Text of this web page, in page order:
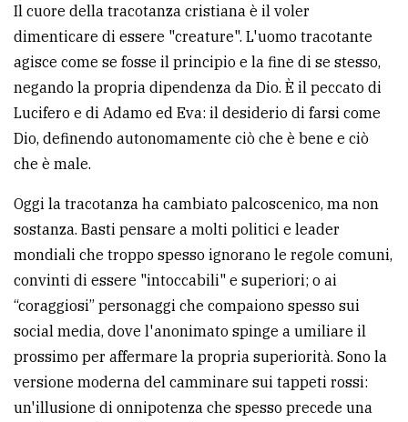
Il cuore della tracotanza cristiana è il voler
dimenticare di essere "creature". L'uomo tracotante
agisce come se fosse il principio e la fine di se stesso,
negando la propria dipendenza da Dio. È il peccato di
Lucifero e di Adamo ed Eva: il desiderio di farsi come
Dio, definendo autonomamente ciò che è bene e ciò
che è male.
Oggi la tracotanza ha cambiato palcoscenico, ma non
sostanza. Basti pensare a molti politici e leader
mondiali che troppo spesso ignorano le regole comuni,
convinti di essere "intoccabili" e superiori; o ai
“coraggiosi” personaggi che compaiono spesso sui
social media, dove l'anonimato spinge a umiliare il
prossimo per affermare la propria superiorità. Sono la
versione moderna del camminare sui tappeti rossi:
un'illusione di onnipotenza che spesso precede una